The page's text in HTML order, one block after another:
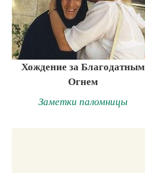
Хождение за Благодатным
Огнем
Заметки паломницы